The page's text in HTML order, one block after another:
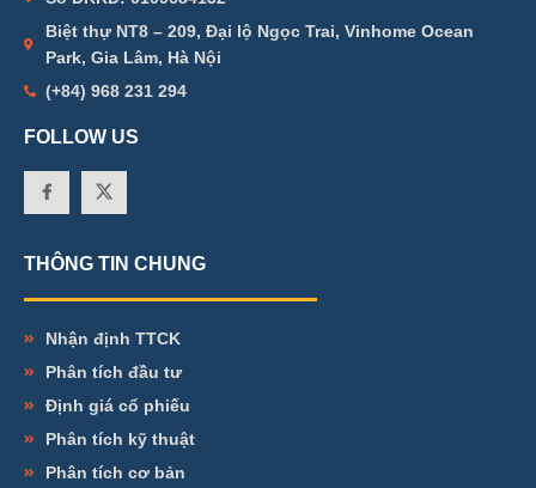
Biệt thự NT8 – 209, Đại lộ Ngọc Trai, Vinhome Ocean
Park, Gia Lâm, Hà Nội
(+84) 968 231 294
FOLLOW US
THÔNG TIN CHUNG
Nhận định TTCK
Phân tích đầu tư
Định giá cổ phiếu
Phân tích kỹ thuật
Phân tích cơ bản